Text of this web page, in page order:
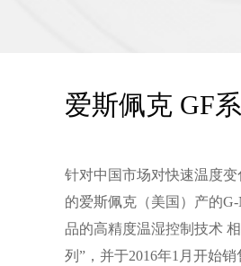
爱斯佩克 GF
针对中国市场对快速温度
的爱斯佩克（美国）产的
品的高精度温湿控制技术
列”，并于2016年1月开始